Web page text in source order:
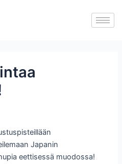
Japanin
eettisessä muodossa!